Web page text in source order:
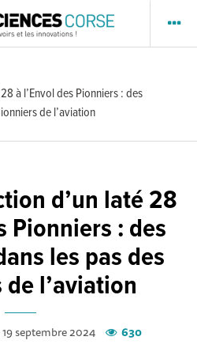
à l’Envol des Pionniers : des
de l’aviation
d’un laté 28
Pionniers : des
les pas des
l’aviation
19 septembre 2024 630